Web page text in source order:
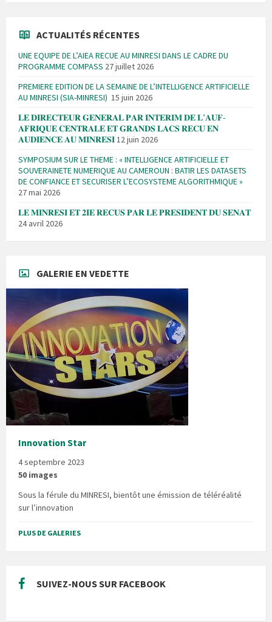
ACTUALITÉS RÉCENTES
UNE EQUIPE DE L’AIEA RECUE AU MINRESI DANS LE CADRE DU
PROGRAMME COMPASS 27 juillet 2026
PREMIERE EDITION DE LA SEMAINE DE L’INTELLIGENCE ARTIFICIELLE
AU MINRESI (SIA-MINRESI) 15 juin 2026
𝐋𝐄 𝐃𝐈𝐑𝐄𝐂𝐓𝐄𝐔𝐑 𝐆𝐄𝐍𝐄𝐑𝐀𝐋 𝐏𝐀𝐑 𝐈𝐍𝐓𝐄𝐑𝐈𝐌 𝐃𝐄 𝐋’𝐀𝐔𝐅-
𝐀𝐅𝐑𝐈𝐐𝐔𝐄 𝐂𝐄𝐍𝐓𝐑𝐀𝐋𝐄 𝐄𝐓 𝐆𝐑𝐀𝐍𝐃𝐒 𝐋𝐀𝐂𝐒 𝐑𝐄𝐂𝐔 𝐄𝐍
𝐀𝐔𝐃𝐈𝐄𝐍𝐂𝐄 𝐀𝐔 𝐌𝐈𝐍𝐑𝐄𝐒𝐈12 juin 2026
SYMPOSIUM SUR LE THEME : « INTELLIGENCE ARTIFICIELLE ET
SOUVERAINETE NUMERIQUE AU CAMEROUN : BATIR LES DATASETS
DE CONFIANCE ET SECURISER L’ECOSYSTEME ALGORITHMIQUE »
27 mai 2026
𝐋𝐄 𝐌𝐈𝐍𝐑𝐄𝐒𝐈 𝐄𝐓 𝟐𝐈𝐄 𝐑𝐄𝐂𝐔𝐒 𝐏𝐀𝐑 𝐋𝐄 𝐏𝐑𝐄𝐒𝐈𝐃𝐄𝐍𝐓 𝐃𝐔 𝐒𝐄𝐍𝐀𝐓
24 avril 2026
GALERIE EN VEDETTE
Innovation Star
4 septembre 2023
50 images
Sous la férule du MINRESI, bientôt une émission de téléréalité
sur l’innovation
PLUS DE GALERIES
SUIVEZ-NOUS SUR FACEBOOK